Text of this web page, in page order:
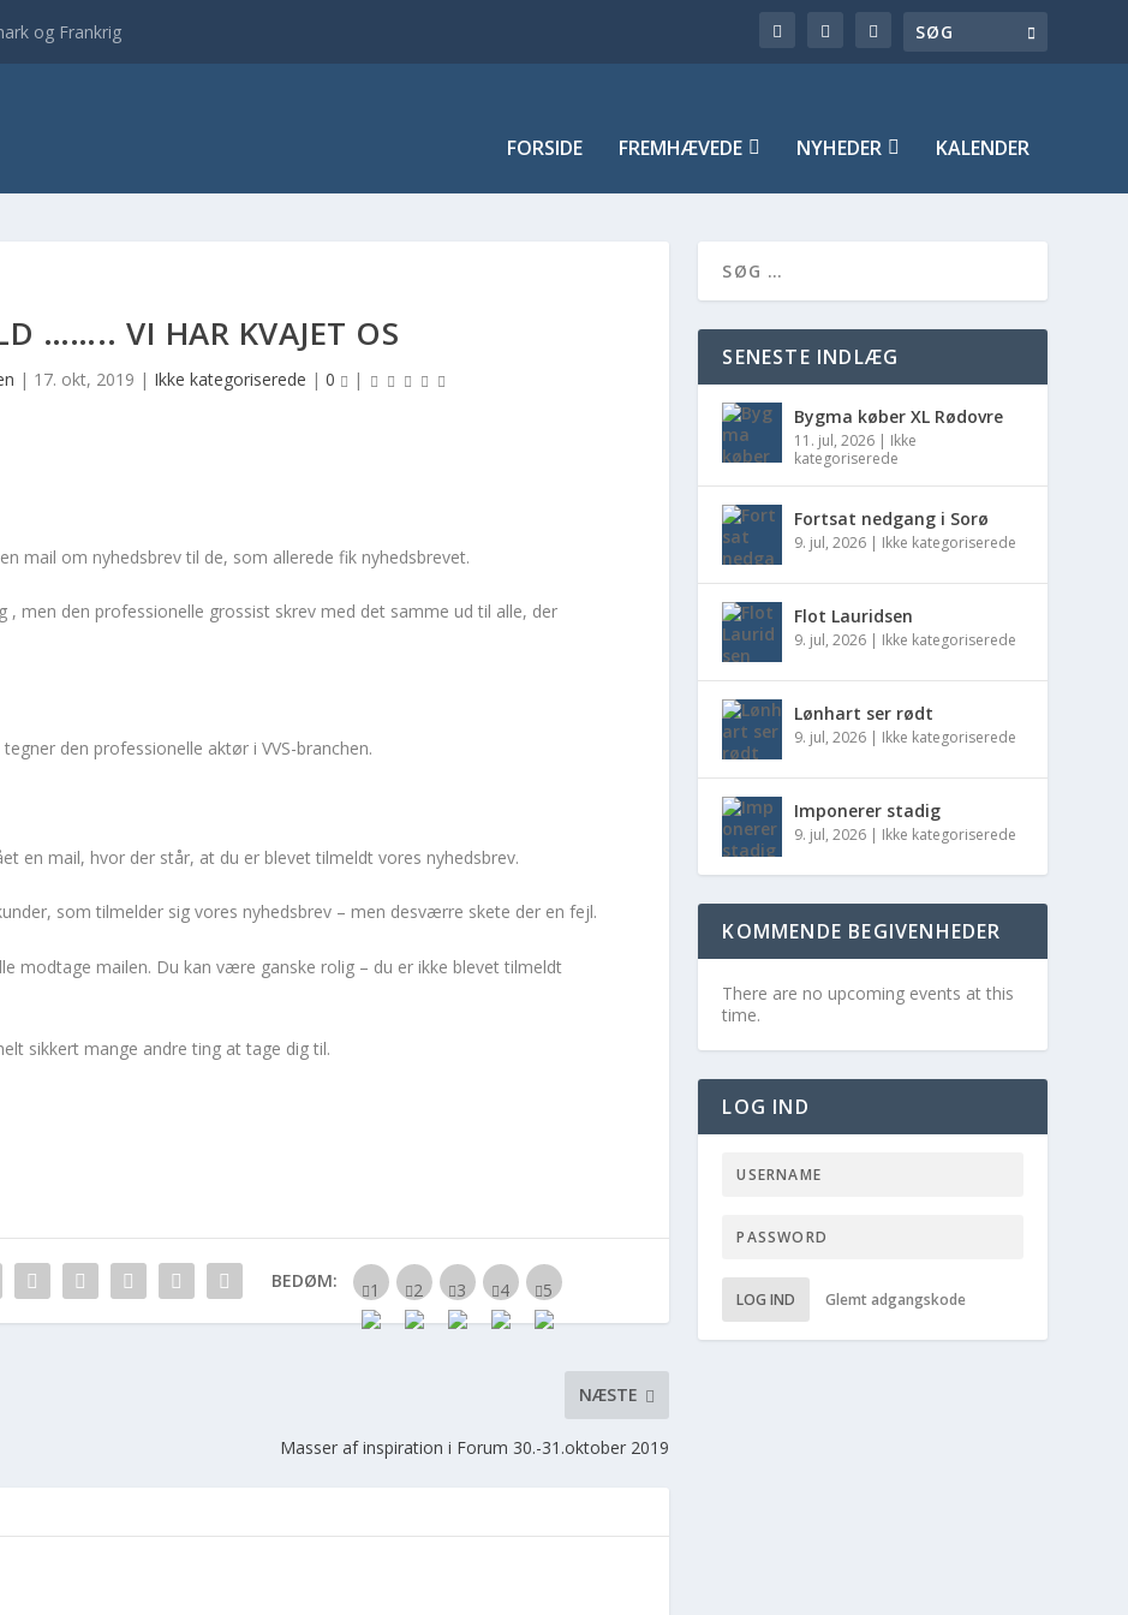
og Frankrig
FORSIDE FREMHÆVEDE NYHEDER KALENDER
…….. VI HAR KVAJET OS
| 17. okt, 2019 | Ikke kategoriserede |0 |
mail om nyhedsbrev til de, som allerede fik nyhedsbrevet.
, men den professionelle grossist skrev med det samme ud til alle, der
den professionelle aktør i VVS-branchen.
en mail, hvor der står, at du er blevet tilmeldt vores nyhedsbrev.
som tilmelder sig vores nyhedsbrev – men desværre skete der en fejl.
modtage mailen. Du kan være ganske rolig – du er ikke blevet tilmeldt
sikkert mange andre ting at tage dig til.
BEDØM:
NÆSTE
Masser af inspiration i Forum 30.-31.oktober 2019
SENESTE INDLÆG
Bygma køber XL Rødovre
11. jul, 2026 | Ikke
kategoriserede
Fortsat nedgang i Sorø
9. jul, 2026 | Ikke kategoriserede
Flot Lauridsen
9. jul, 2026 | Ikke kategoriserede
Lønhart ser rødt
9. jul, 2026 | Ikke kategoriserede
Imponerer stadig
9. jul, 2026 | Ikke kategoriserede
KOMMENDE BEGIVENHEDER
There are no upcoming events at this
time.
LOG IND
LOG IND Glemt adgangskode